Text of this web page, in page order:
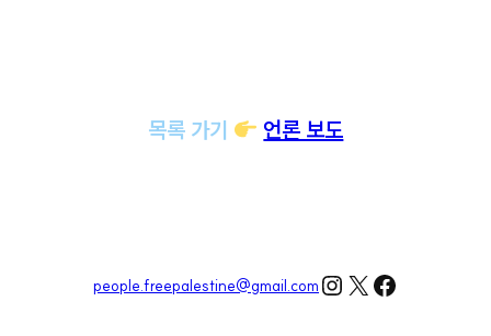
목록 가기 언론 보도
people.freepalestine@gmail.comInstagram
X Facebook